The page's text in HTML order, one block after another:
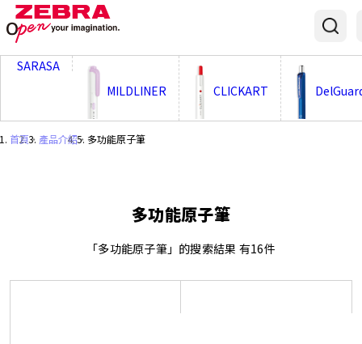
SARASA
MILDLINER
CLICKART
首頁・ 產品介紹・ 多功能原子筆
多功能原子筆
「多功能原子筆」的搜索結果 有16件